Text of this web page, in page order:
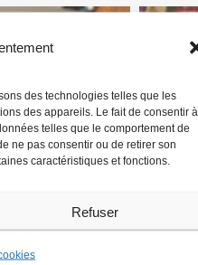
des technologies telles que les
des appareils. Le fait de consentir à
telles que le comportement de
ne pas consentir ou de retirer son
caractéristiques et fonctions.
Refuser